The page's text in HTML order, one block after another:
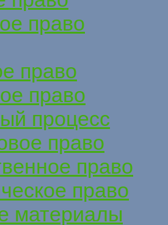
право
право
право
процесс
право
право
право
материалы